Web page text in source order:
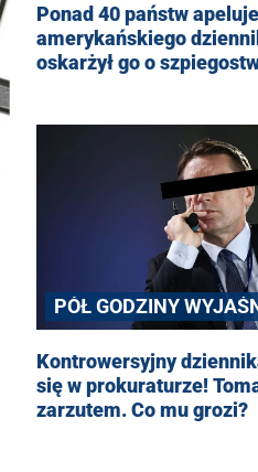
Ponad 40 państw
amerykańskiego
oskarżył go o
PÓŁ GODZINY
Kontrowersyjny
się w prokuraturze!
zarzutem. Co mu grozi?